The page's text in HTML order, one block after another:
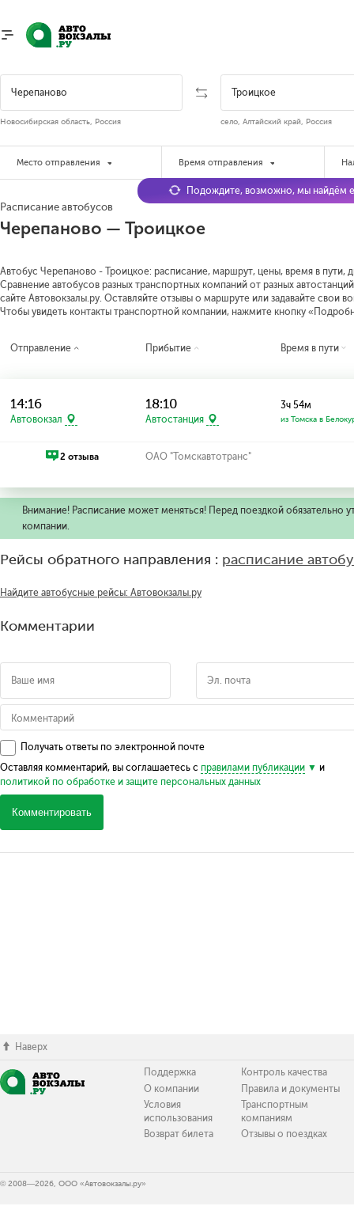
Новосибирская область, Россия село, Алтайский край, Россия
Место отправления Время отправления
Расписание автобусов
Черепаново — Троицкое
Автобус Черепаново - Троицкое: расписание, маршрут, цены, время в пути,
Сравнение автобусов разных транспортных компаний от разных
сайте Автовокзалы.ру. Оставляйте отзывы о маршруте или задавайте свои
Чтобы увидеть контакты транспортной компании, нажмите кнопку
Подождите, возможно, мы найдём
Отправление Прибытие Время в пути
14:16
Автовокзал
18:10
Автостанция
3ч 54м
из Томска в
2 отзыва ОАО "Томскавтотранс"
Внимание! Расписание может меняться! Перед поездкой обязательно
компании.
Рейсы обратного направления : расписание
Найдите автобусные рейсы: Автовокзалы.ру
Комментарии
Получать ответы по электронной почте
Оставляя комментарий, вы соглашаетесь с правилами публикации
и
политикой по обработке и защите персональных данных
Комментировать
Наверх
Поддержка
О компании
Условия
использования
Возврат билета
Контроль качества
Правила и документы
Транспортным
компаниям
Отзывы о поездках
© 2008—2026, ООО «Автовокзалы.ру»